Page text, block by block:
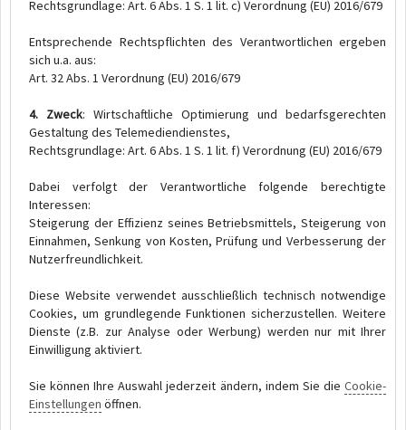
Rechtsgrundlage: Art. 6 Abs. 1 S. 1 lit. c) Verordnung (EU) 2016/679
Entsprechende Rechtspflichten des Verantwortlichen ergeben
sich u.a. aus:
Art. 32 Abs. 1 Verordnung (EU) 2016/679
4. Zweck: Wirtschaftliche Optimierung und bedarfsgerechten
Gestaltung des Telemediendienstes,
Rechtsgrundlage: Art. 6 Abs. 1 S. 1 lit. f) Verordnung (EU) 2016/679
Dabei verfolgt der Verantwortliche folgende berechtigte
Interessen:
Steigerung der Effizienz seines Betriebsmittels, Steigerung von
Einnahmen, Senkung von Kosten, Prüfung und Verbesserung der
Nutzerfreundlichkeit.
Diese Website verwendet ausschließlich technisch notwendige
Cookies, um grundlegende Funktionen sicherzustellen. Weitere
Dienste (z.B. zur Analyse oder Werbung) werden nur mit Ihrer
Einwilligung aktiviert.
Sie können Ihre Auswahl jederzeit ändern, indem Sie die Cookie-
Einstellungen öffnen.